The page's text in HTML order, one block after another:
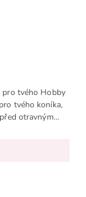
pro tvého Hobby
tvého koníka,
otravným